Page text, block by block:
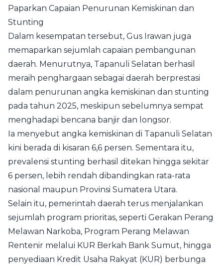
Paparkan Capaian Penurunan Kemiskinan dan
Stunting
Dalam kesempatan tersebut, Gus Irawan juga
memaparkan sejumlah capaian pembangunan
daerah. Menurutnya, Tapanuli Selatan berhasil
meraih penghargaan sebagai daerah berprestasi
dalam penurunan angka kemiskinan dan stunting
pada tahun 2025, meskipun sebelumnya sempat
menghadapi bencana banjir dan longsor.
Ia menyebut angka kemiskinan di Tapanuli Selatan
kini berada di kisaran 6,6 persen. Sementara itu,
prevalensi stunting berhasil ditekan hingga sekitar
6 persen, lebih rendah dibandingkan rata-rata
nasional maupun Provinsi Sumatera Utara.
Selain itu, pemerintah daerah terus menjalankan
sejumlah program prioritas, seperti Gerakan Perang
Melawan Narkoba, Program Perang Melawan
Rentenir melalui KUR Berkah Bank Sumut, hingga
penyediaan Kredit Usaha Rakyat (KUR) berbunga